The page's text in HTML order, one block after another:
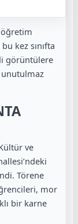
öğretim
kez sınıfta
görüntülere
ve
Törene
mor
bir karne